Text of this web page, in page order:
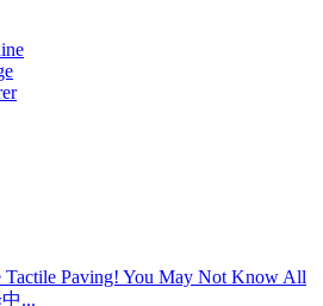
Tactile Paving! You May Not Know All
...